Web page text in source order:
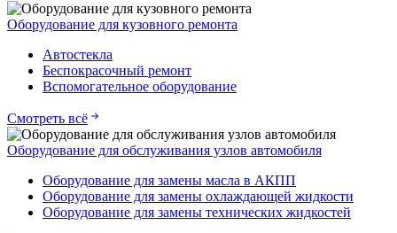
Оборудование для кузовного ремонта
Автостекла
Беспокрасочный ремонт
Вспомогательное оборудование
Смотреть всё
Оборудование для обслуживания узлов автомобиля
Оборудование для замены масла в АКПП
Оборудование для замены охлаждающей жидкости
Оборудование для замены технических жидкостей